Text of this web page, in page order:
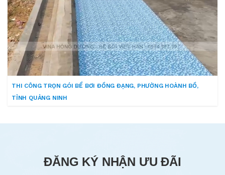
THI CÔNG TRỌN GÓI BỂ BƠI ĐỒNG ĐẠNG, PHƯỜNG HOÀNH BỒ,
TỈNH QUẢNG NINH
ĐĂNG KÝ NHẬN ƯU ĐÃI